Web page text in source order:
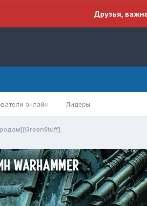
Друзья,
онлайн Лидеры